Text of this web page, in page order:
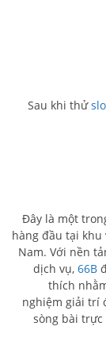
Sau khi thử
Đây là một
hàng đầu tại khu
Nam. Với nền
dịch vụ, 66B
thích
nghiệm giải trí
sòng bài